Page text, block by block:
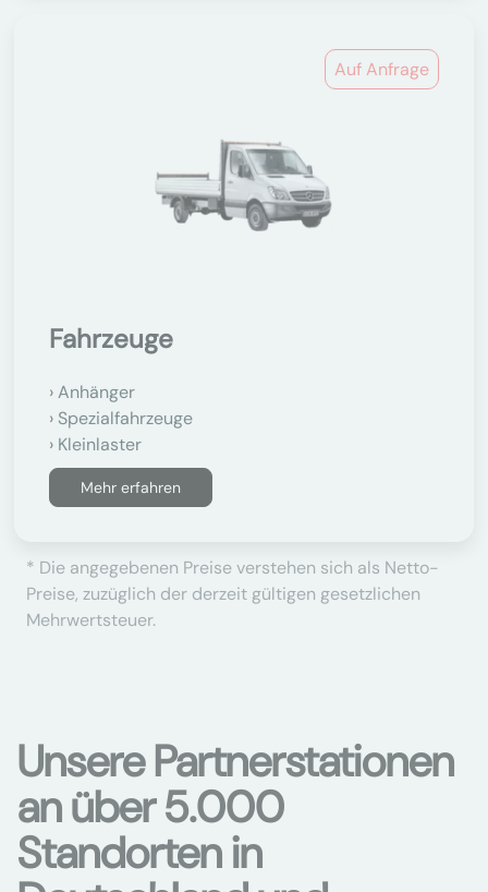
Auf Anfrage
Fahrzeuge
Anhänger
Spezialfahrzeuge
Kleinlaster
Mehr erfahren
* Die angegebenen Preise verstehen sich als Netto-
Preise, zuzüglich der derzeit gültigen gesetzlichen
Mehrwertsteuer.
Unsere Partnerstationen
an über 5.000
Standorten in